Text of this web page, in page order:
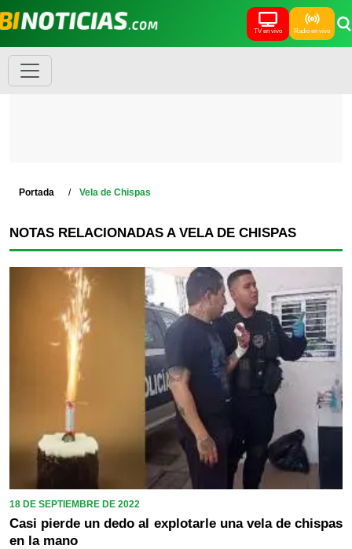
TV en vivo Radio en vivo
Portada Vela de Chispas
NOTAS RELACIONADAS A VELA DE CHISPAS
18 DE SEPTIEMBRE DE 2022
Casi pierde un dedo al explotarle una vela de chispas
en la mano